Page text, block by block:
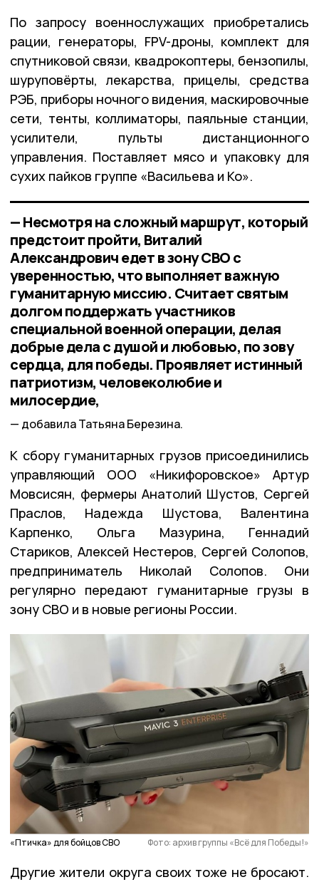
По запросу военнослужащих приобретались
рации, генераторы, FPV-дроны, комплект для
спутниковой связи, квадрокоптеры, бензопилы,
шуруповёрты, лекарства, прицелы, средства
РЭБ, приборы ночного видения, маскировочные
сети, тенты, коллиматоры, паяльные станции,
усилители, пульты дистанционного
управления. Поставляет мясо и упаковку для
сухих пайков группе «Васильева и Ко».
— Несмотря на сложный маршрут, который
предстоит пройти, Виталий
Александрович едет в зону СВО с
уверенностью, что выполняет важную
гуманитарную миссию. Считает святым
долгом поддержать участников
специальной военной операции, делая
добрые дела с душой и любовью, по зову
сердца, для победы. Проявляет истинный
патриотизм, человеколюбие и
милосердие,
добавила Татьяна Березина.
К сбору гуманитарных грузов присоединились
управляющий ООО «Никифоровское» Артур
Мовсисян, фермеры Анатолий Шустов, Сергей
Праслов, Надежда Шустова, Валентина
Карпенко, Ольга Мазурина, Геннадий
Стариков, Алексей Нестеров, Сергей Солопов,
предприниматель Николай Солопов. Они
регулярно передают гуманитарные грузы в
зону СВО и в новые регионы России.
«Птичка» для бойцов СВО Фото: архив группы «Всё для Победы!»
Другие жители округа своих тоже не бросают.